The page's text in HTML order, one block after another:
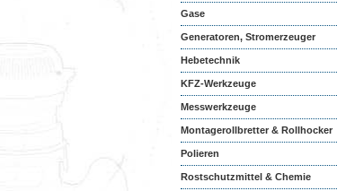
Gase
Generatoren, Stromerzeuger
Hebetechnik
KFZ-Werkzeuge
Messwerkzeuge
Montagerollbretter & Rollhocker
Polieren
Rostschutzmittel & Chemie